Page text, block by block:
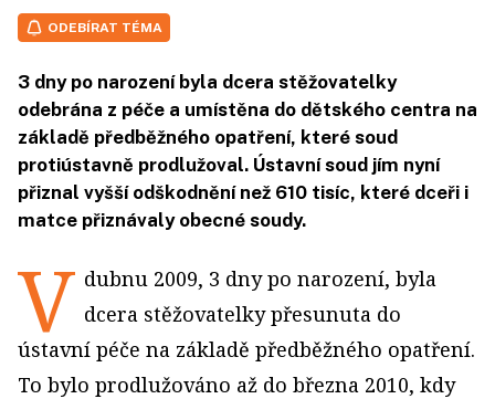
ODEBÍRAT TÉMA
3 dny po narození byla dcera stěžovatelky
odebrána z péče a umístěna do dětského centra na
základě předběžného opatření, které soud
protiústavně prodlužoval. Ústavní soud jím nyní
přiznal vyšší odškodnění než 610 tisíc, které dceři i
matce přiznávaly obecné soudy.
V dubnu 2009, 3 dny po narození, byla
dcera stěžovatelky přesunuta do
ústavní péče na základě předběžného opatření.
To bylo prodlužováno až do března 2010, kdy